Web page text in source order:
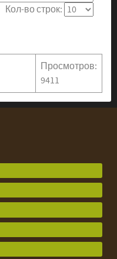
Кол-во строк:
Просмотров:
9411